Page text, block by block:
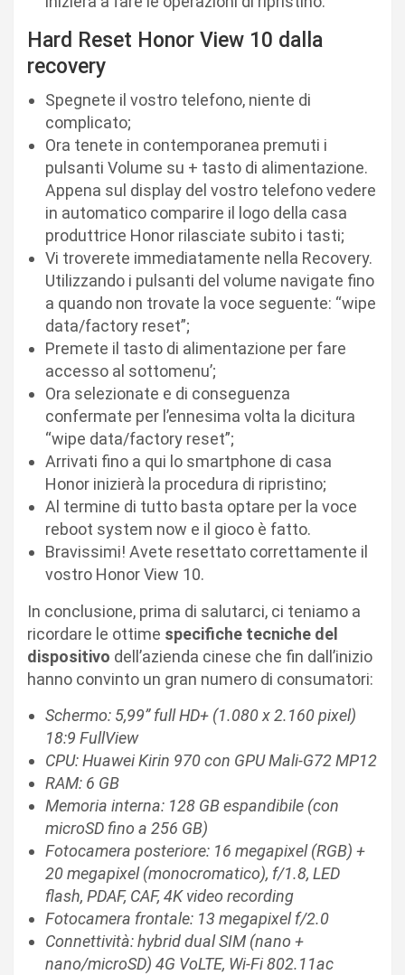
Hard Reset Honor View 10 dalla
recovery
Spegnete il vostro telefono, niente di
complicato;
Ora tenete in contemporanea premuti i
pulsanti Volume su + tasto di alimentazione.
Appena sul display del vostro telefono vedere
in automatico comparire il logo della casa
produttrice Honor rilasciate subito i tasti;
Vi troverete immediatamente nella Recovery.
Utilizzando i pulsanti del volume navigate fino
a quando non trovate la voce seguente: “wipe
data/factory reset”;
Premete il tasto di alimentazione per fare
accesso al sottomenu’;
Ora selezionate e di conseguenza
confermate per l’ennesima volta la dicitura
“wipe data/factory reset”;
Arrivati fino a qui lo smartphone di casa
Honor inizierà la procedura di ripristino;
Al termine di tutto basta optare per la voce
reboot system now e il gioco è fatto.
Bravissimi! Avete resettato correttamente il
vostro Honor View 10.
In conclusione, prima di salutarci, ci teniamo a
ricordare le ottime specifiche tecniche del
dispositivo dell’azienda cinese che fin dall’inizio
hanno convinto un gran numero di consumatori:
Schermo: 5,99” full HD+ (1.080 x 2.160 pixel)
18:9 FullView
CPU: Huawei Kirin 970 con GPU Mali-G72 MP12
RAM: 6 GB
Memoria interna: 128 GB espandibile (con
microSD fino a 256 GB)
Fotocamera posteriore: 16 megapixel (RGB) +
20 megapixel (monocromatico), f/1.8, LED
flash, PDAF, CAF, 4K video recording
Fotocamera frontale: 13 megapixel f/2.0
Connettività: hybrid dual SIM (nano +
nano/microSD) 4G VoLTE, Wi-Fi 802.11ac